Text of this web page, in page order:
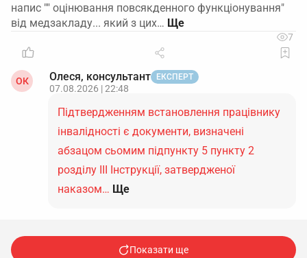
напис "" оцінювання повсякденного функціонування"
від медзакладу... який з цих…
7
ОК Олеся, консультант ЕКСПЕРТ
07.08.2026 | 22:48
Підтвердженням встановлення працівнику
інвалідності є документи, визначені
абзацом сьомим підпункту 5 пункту 2
розділу ІІІ Інструкції, затвердженої
наказом… Ще
Показати ще